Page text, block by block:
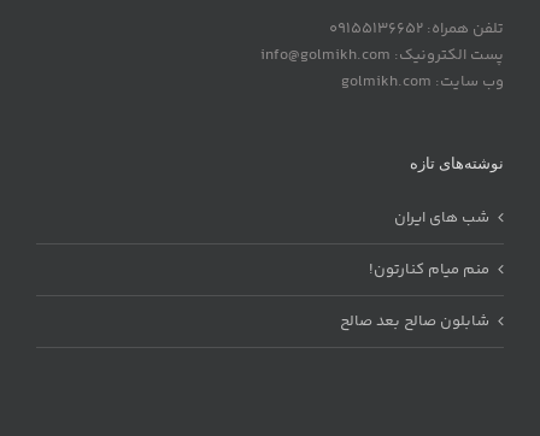
تلفن همراه: 09155136652
پست الکترونیک: info@golmikh.com
وب سایت: golmikh.com
نوشته‌های تازه
شب های ایران
منم میام کنارتون!
شابلون صالح بعد صالح